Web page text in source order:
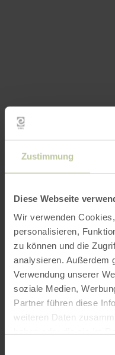
Zustimmung
Diese Webseite
Wir verwenden
personalisieren,
zu können und die
analysieren. Außerdem
Verwendung unserer
soziale Medien,
Partner führen diese
weiteren Daten